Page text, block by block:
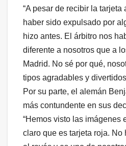
“A pesar de recibir la
haber sido expulsado por
hizo antes. El árbitro nos
diferente a nosotros que a
Madrid. No sé por qué,
tipos agradables y
Por su parte, el alemán
más contundente en sus
“Hemos visto las imágenes
claro que es tarjeta roja. No